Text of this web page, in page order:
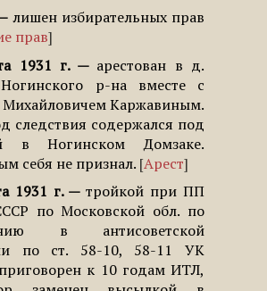
лишен избирательных прав
прав
1931 г.
арестован в д.
р-на вместе с
Каржавиным.
следствия содержался под
в Ногинском Домзаке.
себя не признал. Арест
1931 г.
тройкой при ПП
по Московской обл. по
в антисоветской
по ст. 58-10, 58-11 УК
к 10 годам ИТЛ,